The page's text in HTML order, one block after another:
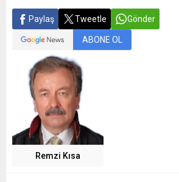
Paylaş Tweetle Gönder
ABONE OL
Remzi Kısa